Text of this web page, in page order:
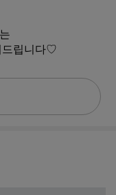
드립니다♡